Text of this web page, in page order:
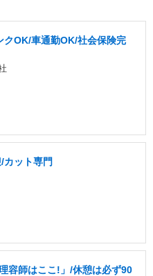
クOK/車通勤OK/社会保険完
カット専門
容師はここ!」/休憩は必ず90